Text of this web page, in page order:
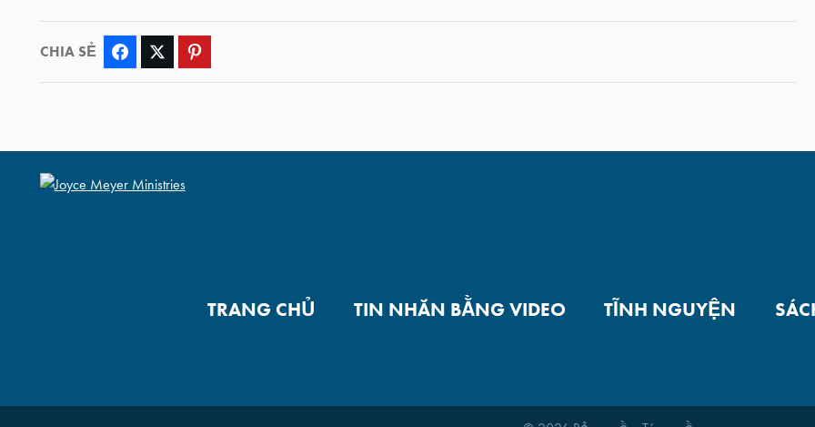
CHIA SẺ Facebook Twitter
TRANG CHỦ TIN NHẮN BẰNG VIDEO TĨNH NGUYỆN